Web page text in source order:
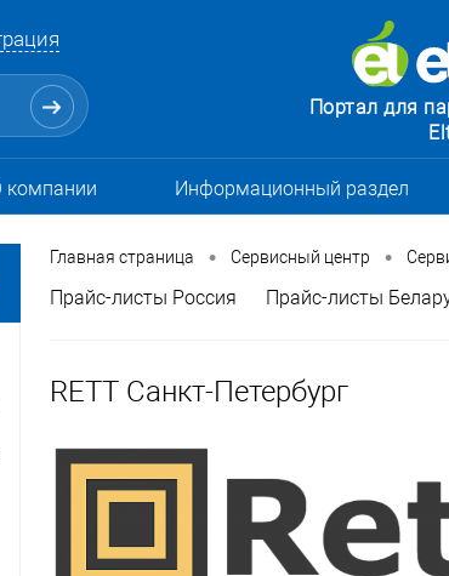
Портал для
компании Информационный раздел
Главная страница • Сервисный центр •
Прайс-листы Россия Прайс-листы
RETT Санкт-Петербург